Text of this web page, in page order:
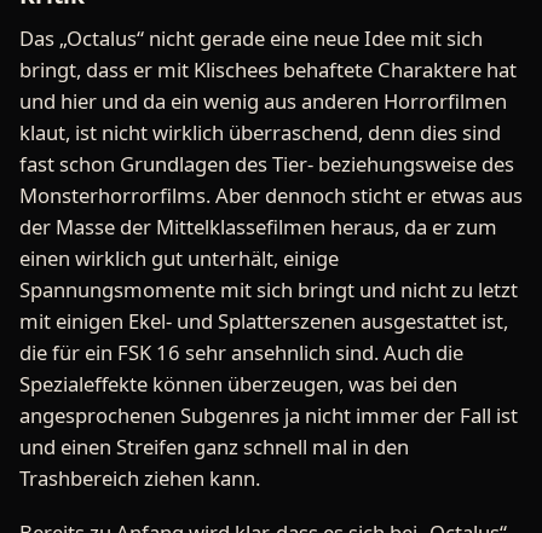
Das „Octalus“ nicht gerade eine neue Idee mit sich
bringt, dass er mit Klischees behaftete Charaktere hat
und hier und da ein wenig aus anderen Horrorfilmen
klaut, ist nicht wirklich überraschend, denn dies sind
fast schon Grundlagen des Tier- beziehungsweise des
Monsterhorrorfilms. Aber dennoch sticht er etwas aus
der Masse der Mittelklassefilmen heraus, da er zum
einen wirklich gut unterhält, einige
Spannungsmomente mit sich bringt und nicht zu letzt
mit einigen Ekel- und Splatterszenen ausgestattet ist,
die für ein FSK 16 sehr ansehnlich sind. Auch die
Spezialeffekte können überzeugen, was bei den
angesprochenen Subgenres ja nicht immer der Fall ist
und einen Streifen ganz schnell mal in den
Trashbereich ziehen kann.